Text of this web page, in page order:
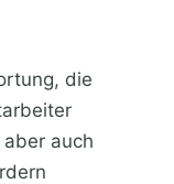
die
auch